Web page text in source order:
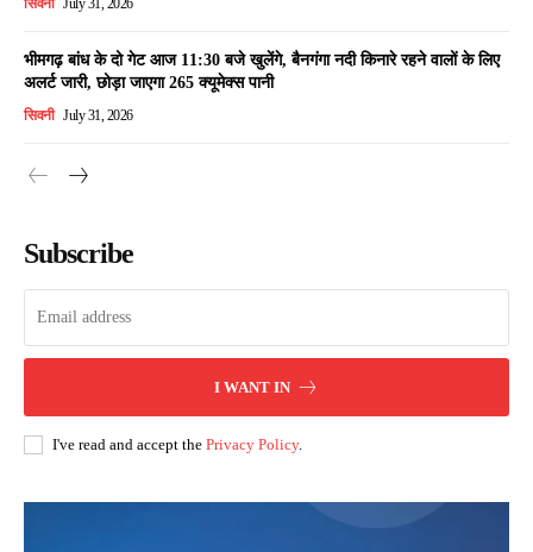
सिवनी July 31, 2026
भीमगढ़ बांध के दो गेट आज 11:30 बजे खुलेंगे, बैनगंगा नदी किनारे रहने वालों के लिए
अलर्ट जारी, छोड़ा जाएगा 265 क्यूमेक्स पानी
सिवनी July 31, 2026
Subscribe
I WANT IN
I've read and accept the Privacy Policy.